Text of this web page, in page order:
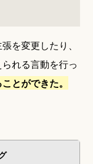
を変更したり、
れる言動を行っ
とができた。